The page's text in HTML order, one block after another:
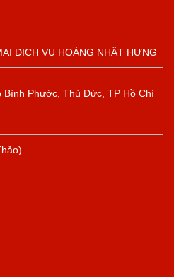
DỊCH VỤ HOÀNG NHẬT HƯNG
Phước, Thủ Đức, TP Hồ Chí